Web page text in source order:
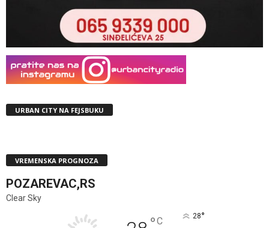
URBAN CITY NA FEJSBUKU
VREMENSKA PROGNOZA
POZAREVAC,RS
Clear Sky
C 28°